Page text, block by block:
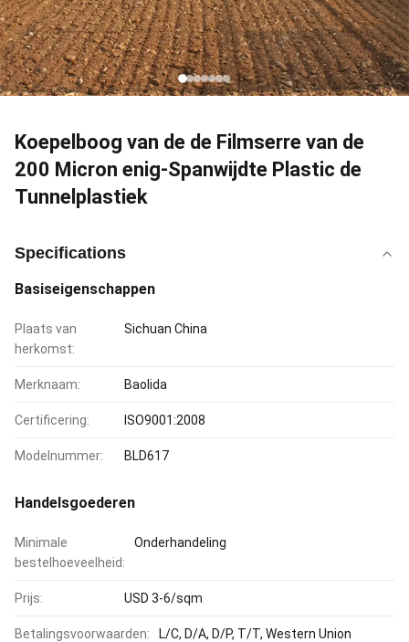
Koepelboog van de de Filmserre van de
200 Micron enig-Spanwijdte Plastic de
Tunnelplastiek
Specifications
Basiseigenschappen
Plaats van
herkomst:
Sichuan China
Merknaam: Baolida
Certificering: ISO9001:2008
Modelnummer: BLD617
Handelsgoederen
Minimale
bestelhoeveelheid:
Onderhandeling
Prijs: USD 3-6/sqm
Betalingsvoorwaarden: L/C, D/A, D/P, T/T, Western Union